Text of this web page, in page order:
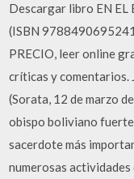
Descargar libro EN EL
(ISBN
PRECIO, leer online
críticas y comentarios.
(Sorata, 12 de marzo
obispo boliviano
sacerdote más
numerosas